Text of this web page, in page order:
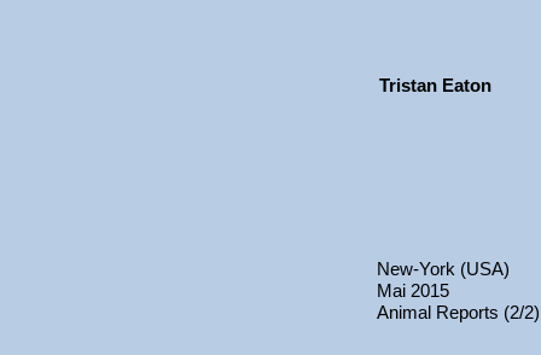
Tristan Eaton
New-York (USA)
Mai 2015
Animal Reports (2/2)